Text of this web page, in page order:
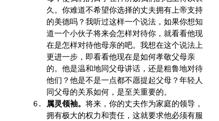
久。你难道不希望你选择的丈夫拥有上帝支持
的美德吗？我听过这样一个说法，如果你想知
道一个小伙子将来会怎样对待你，就看看他现
在是怎样对待他母亲的吧。我想在这个说法上
更进一步，即看看他现在是如何孝敬父母亲
的。他是温和地同父母讲话，还是粗鲁地对待
他们？他是不是一点都不愿提起父母？年轻人
同父母的关系如何，是至关重要的。
属灵领袖。 将来，你的丈夫作为家庭的领导，
拥有极大的权力和责任，这就要求他必须有服